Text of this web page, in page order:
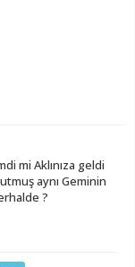
mi Aklınıza geldi
aynı Geminin
?